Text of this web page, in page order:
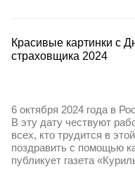
Красивые картинки с
страховщика 2024
6 октября 2024 года в
В эту дату чествуют
всех, кто трудится в
поздравить с помощью
публикует газета